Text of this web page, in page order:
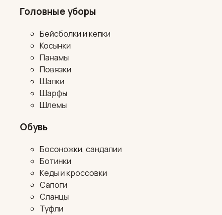
Головные уборы
Бейсболки и кепки
Косынки
Панамы
Повязки
Шапки
Шарфы
Шлемы
Обувь
Босоножки, сандалии
Ботинки
Кеды и кроссовки
Сапоги
Сланцы
Туфли